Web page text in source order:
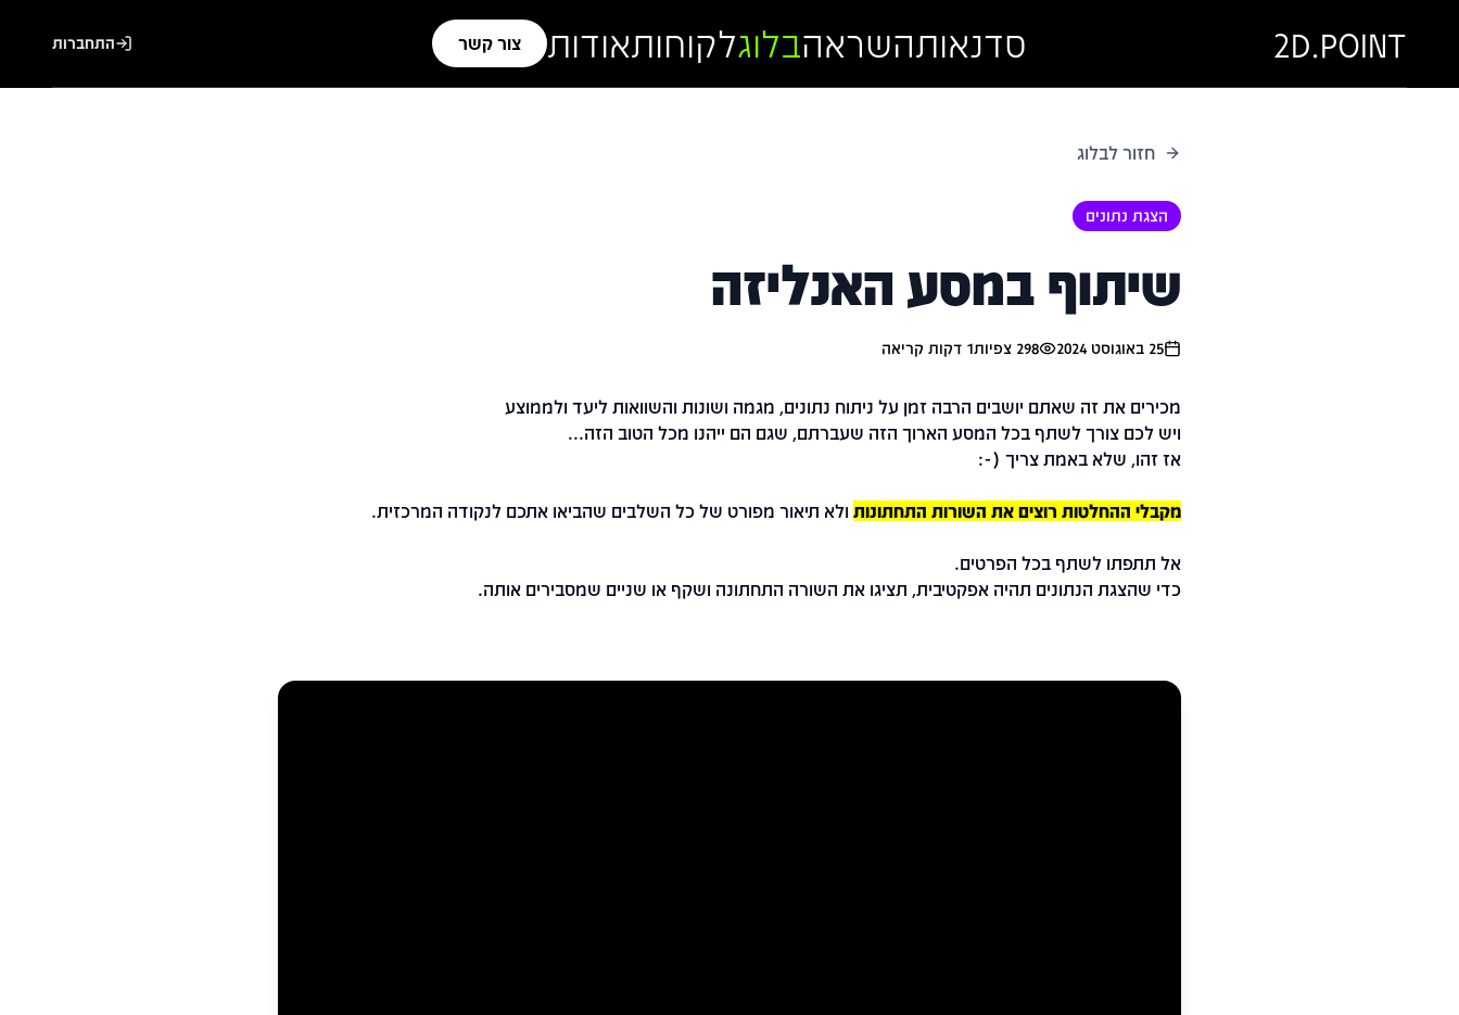
2D.POINT סדנאותהשראהבלוגלקוחותאודות צור קשר התחברות
חזור לבלוג
הצגת נתונים
שיתוף במסע האנליזה
25 באוגוסט 2024 298 צפיות1 דקות קריאה
מכירים את זה שאתם יושבים הרבה זמן על ניתוח נתונים, מגמה ושונות והשוואות ליעד ולממוצע
ויש לכם צורך לשתף בכל המסע הארוך הזה שעברתם, שגם הם ייהנו מכל הטוב הזה...
אז זהו, שלא באמת צריך (-:
מקבלי ההחלטות רוצים את השורות התחתונות ולא תיאור מפורט של כל השלבים שהביאו אתכם לנקודה המרכזית.
אל תתפתו לשתף בכל הפרטים.
כדי שהצגת הנתונים תהיה אפקטיבית, תציגו את השורה התחתונה ושקף או שניים שמסבירים אותה.